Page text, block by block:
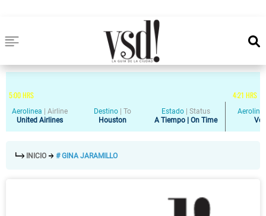
5:00HRS 4:21 HRS
Aerolinea
Airline
United Airlines
Destino
To
Houston
Estado
Status
A Tiempo | On Time
INICIO # GINA JARAMILLO